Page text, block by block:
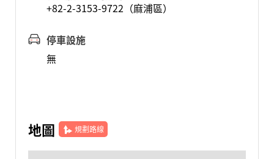
+82-2-3153-9722（麻浦區）
停車設施
無
地圖 規劃路線